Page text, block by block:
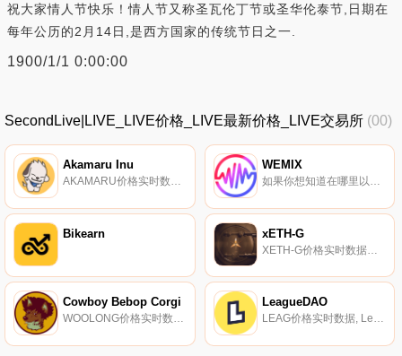
祝大家情人节快乐！情人节又称圣瓦伦丁节或圣华伦泰节,日期在
每年公历的2月14日,是西方国家的传统节日之一.
1900/1/1 0:00:00
SecondLive|LIVE_LIVE价格_LIVE最新价格_LIVE交易所 (00)
Akamaru Inu
AKAMARU价格实时数据, Akamaru Inu是第一个安全投资去中心化交易所代币的信息中心。我们于2021年10月24日推出,在不到24小时的时间里,我们的销售额超过200万美元,持有者超过500人。我们有3个dApp,它们将是$AKAMARU的关键功能.
WEMIX
如果你想知道在哪里以当前价格购买WEMIX,目前交易{WEMIX]股票的顶级加密货币交易所是BTCEX、ByWEMIXt、Bitget、BingX和SuperEx。您可以在我们的加密货币交易所页面上找到其他列表.
Bikearn xETH-G
Cowboy Bebop Corgi
WOOLONG价格实时数据, 你好,太空牛仔,欢迎光临使用$WOOLONG代币购买并赚取奖金,并在BUSD中获得巨额奖励。RedistributionCowboy Bebop Corgi是一种社区驱动的BSC代币,是一种反映NFT游戏代币,在BUSD中有9%的奖金.
LeagueDAO
LEAG价格实时数据, LeagueDAO是一个去中心化的开源项目,构建了标记化的梦幻体育。该项目结合了DeFi、游戏赚取奖励和数字收藏品,通过不可替代代币（NFT）彻底改变了梦幻体育。价值主张很简单：标记化的梦幻体育允许用户拥有组成其团队的球员,并根据团队表现从奖励池中获得一部分.